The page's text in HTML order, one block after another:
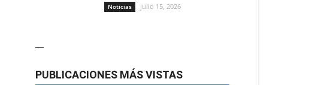
Noticias julio 15, 2026
—
PUBLICACIONES MÁS VISTAS